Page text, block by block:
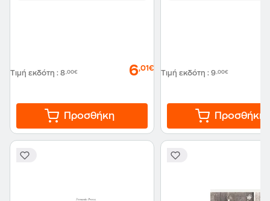
Τιμή εκδότη : 8,00€ 6,01€
Προσθήκη
Τιμή εκδότη : 9,00€
Προσθήκη